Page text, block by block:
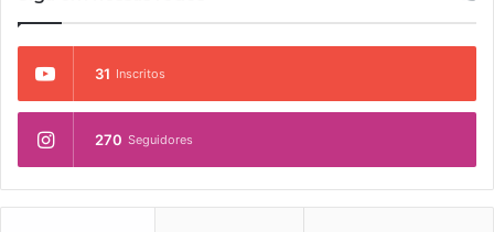
31 Inscritos
270 Seguidores